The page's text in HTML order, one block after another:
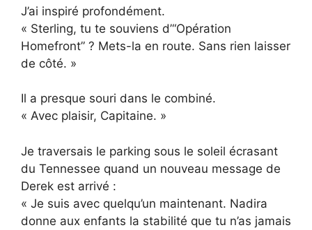
J’ai inspiré profondément.
« Sterling, tu te souviens d’“Opération
Homefront” ? Mets-la en route. Sans rien laisser
de côté. »
Il a presque souri dans le combiné.
« Avec plaisir, Capitaine. »
Je traversais le parking sous le soleil écrasant
du Tennessee quand un nouveau message de
Derek est arrivé :
« Je suis avec quelqu’un maintenant. Nadira
donne aux enfants la stabilité que tu n’as jamais